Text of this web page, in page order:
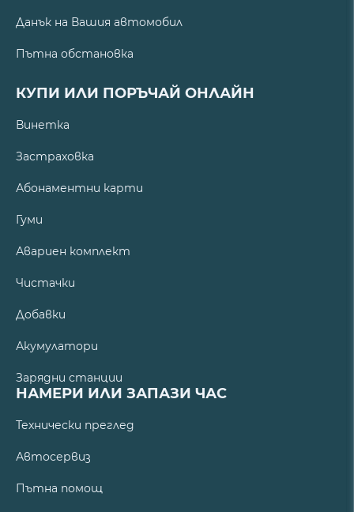
Данък на Вашия автомобил
Пътна обстановка
КУПИ ИЛИ ПОРЪЧАЙ ОНЛАЙН
Винетка
Застраховка
Абонаментни карти
Гуми
Авариен комплект
Чистачки
Добавки
Акумулатори
Зарядни станции
НАМЕРИ ИЛИ ЗАПАЗИ ЧАС
Технически преглед
Автосервиз
Пътна помощ